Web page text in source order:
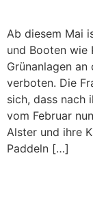
Ab diesem Mai
und Booten wie
Grünanlagen
verboten. Die
sich, dass nach
vom Februar
Alster und ihre
Paddeln […]